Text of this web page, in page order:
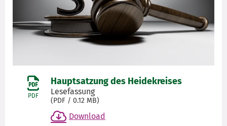
PDF
Hauptsatzung des Heidekreises
Lesefassung
(PDF / 0.12 MB)
Download